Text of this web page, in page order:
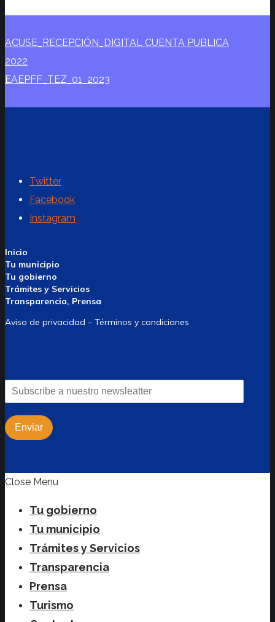
ACUSE_RECEPCIÓN_DIGITAL CUENTA PUBLICA
2022
EAEPFF_TEZ_01_2023
Twitter
Facebook
Instagram
Inicio
Tu municipio
Tu gobierno
Trámites y Servicios
Transparencia, Prensa
Aviso de privacidad – Términos y condiciones
Enviar
Close Menu
Tu gobierno
Tu municipio
Trámites y Servicios
Transparencia
Prensa
Turismo